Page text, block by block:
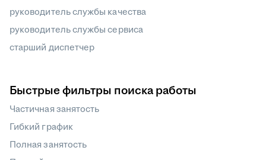
руководитель службы качества
руководитель службы сервиса
старший диспетчер
Быстрые фильтры поиска работы
Частичная занятость
Гибкий график
Полная занятость